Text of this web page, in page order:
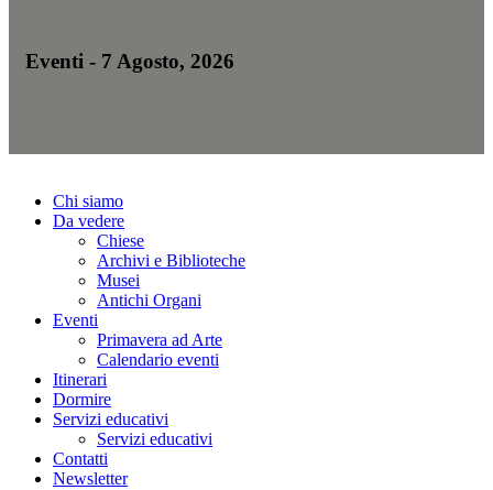
Eventi - 7 Agosto, 2026
Chi siamo
Da vedere
Chiese
Archivi e Biblioteche
Musei
Antichi Organi
Eventi
Primavera ad Arte
Calendario eventi
Itinerari
Dormire
Servizi educativi
Servizi educativi
Contatti
Newsletter